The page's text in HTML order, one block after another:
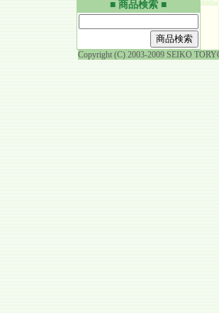
■ 商品検索 ■
Copyright (C) 2003-2009 SEIKO